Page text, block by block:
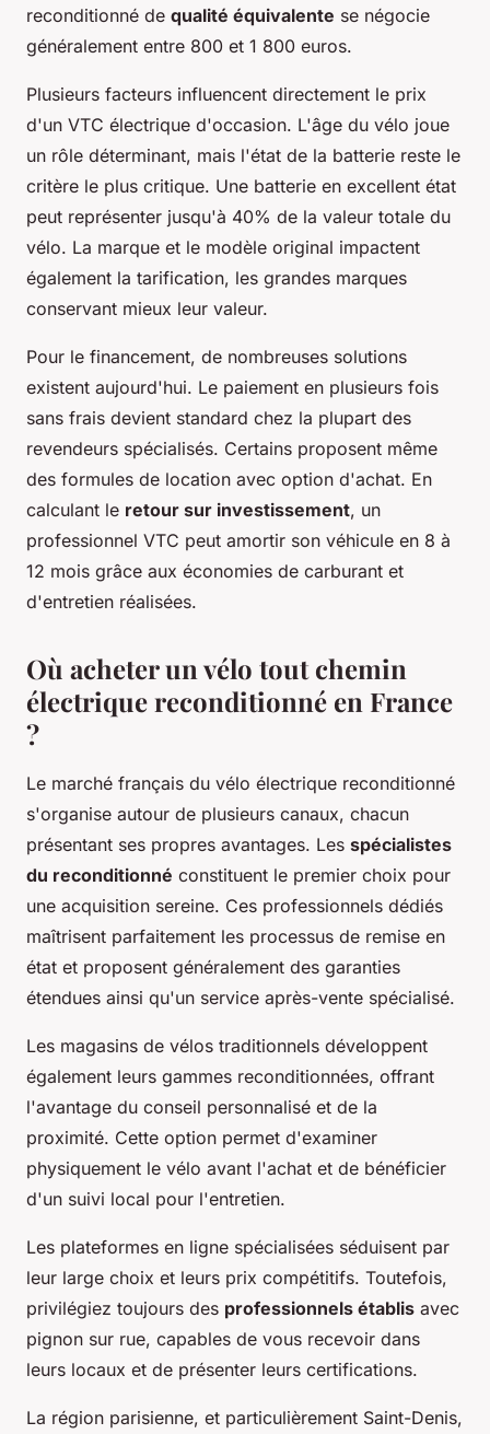
reconditionné de qualité équivalente se négocie
généralement entre 800 et 1 800 euros.
Plusieurs facteurs influencent directement le prix
d'un VTC électrique d'occasion. L'âge du vélo joue
un rôle déterminant, mais l'état de la batterie reste le
critère le plus critique. Une batterie en excellent état
peut représenter jusqu'à 40% de la valeur totale du
vélo. La marque et le modèle original impactent
également la tarification, les grandes marques
conservant mieux leur valeur.
Pour le financement, de nombreuses solutions
existent aujourd'hui. Le paiement en plusieurs fois
sans frais devient standard chez la plupart des
revendeurs spécialisés. Certains proposent même
des formules de location avec option d'achat. En
calculant le retour sur investissement, un
professionnel VTC peut amortir son véhicule en 8 à
12 mois grâce aux économies de carburant et
d'entretien réalisées.
Où acheter un vélo tout chemin
électrique reconditionné en France
?
Le marché français du vélo électrique reconditionné
s'organise autour de plusieurs canaux, chacun
présentant ses propres avantages. Les spécialistes
du reconditionné constituent le premier choix pour
une acquisition sereine. Ces professionnels dédiés
maîtrisent parfaitement les processus de remise en
état et proposent généralement des garanties
étendues ainsi qu'un service après-vente spécialisé.
Les magasins de vélos traditionnels développent
également leurs gammes reconditionnées, offrant
l'avantage du conseil personnalisé et de la
proximité. Cette option permet d'examiner
physiquement le vélo avant l'achat et de bénéficier
d'un suivi local pour l'entretien.
Les plateformes en ligne spécialisées séduisent par
leur large choix et leurs prix compétitifs. Toutefois,
privilégiez toujours des professionnels établis avec
pignon sur rue, capables de vous recevoir dans
leurs locaux et de présenter leurs certifications.
La région parisienne, et particulièrement Saint-Denis,